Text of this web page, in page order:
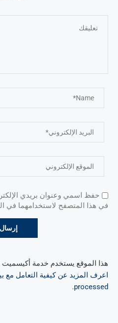
حفظ اسمي وعنوان بريدي
في هذا المتصفح لاستخدامهما في
هذا الموقع يستخدم خدمة أكيسميت
اعرف المزيد عن كيفية التعامل مع
processed
.